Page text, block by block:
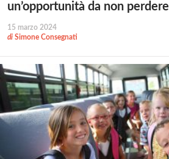
un’opportunità da non perdere
15 marzo 2024
di Simone Consegnati